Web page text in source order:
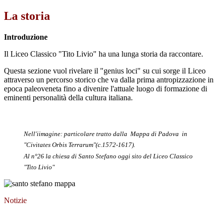
La storia
Introduzione
Il Liceo Classico "Tito Livio" ha una lunga storia da raccontare.
Questa sezione vuol rivelare il "genius loci" su cui sorge il Liceo
attraverso un percorso storico che va dalla prima antropizzazione in
epoca paleoveneta fino a divenire l'attuale luogo di formazione di
eminenti personalità della cultura italiana.
Nell'iimagine: particolare tratto dalla Mappa di Padova in
"Civitates Orbis Terrarum"(c.1572-1617).
Al n°26 la chiesa di Santo Stefano oggi sito del Liceo Classico
"Tito Livio"
Notizie